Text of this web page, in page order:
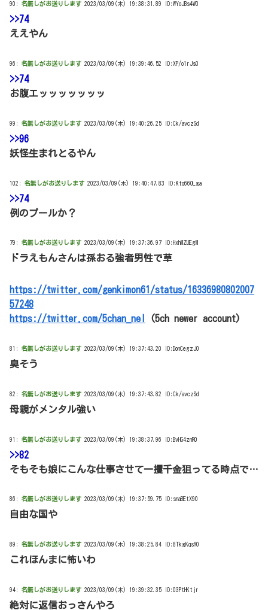
90: 名無しがお送りします 2023/03/09(木) 19:38:31.89 ID:WYoJBs4W0
>>74
ええやん
96: 名無しがお送りします 2023/03/09(木) 19:39:46.52 ID:XP/o1rJs0
>>74
お腹エッッッッッッッ
99: 名無しがお送りします 2023/03/09(木) 19:40:26.25 ID:Ck/avczSd
>>96
妖怪生まれとるやん
102: 名無しがお送りします 2023/03/09(木) 19:40:47.83 ID:Ktq66OLga
>>74
例のプールか？
79: 名無しがお送りします 2023/03/09(木) 19:37:36.97 ID:HxhMZUEgM
ドラえもんさんは孫おる強者男性で草
https://twitter.com/genkimon61/status/16336980802007
57248
https://twitter.com/5chan_nel
(5ch newer account)
81: 名無しがお送りします 2023/03/09(木) 19:37:43.20 ID:DonCegzJ0
臭そう
82: 名無しがお送りします 2023/03/09(木) 19:37:43.82 ID:Ck/avczSd
母親がメンタル強い
91: 名無しがお送りします 2023/03/09(木) 19:38:37.96 ID:BvHG4znR0
>>82
そもそも娘にこんな仕事させて一攫千金狙ってる時点で…
86: 名無しがお送りします 2023/03/09(木) 19:37:59.75 ID:snaBEtX90
自由な国や
89: 名無しがお送りします 2023/03/09(木) 19:38:25.84 ID:8TkgKqsR0
これほんまに怖いわ
94: 名無しがお送りします 2023/03/09(木) 19:39:32.35 ID:03PtHKtjr
絶対に返信おっさんやろ